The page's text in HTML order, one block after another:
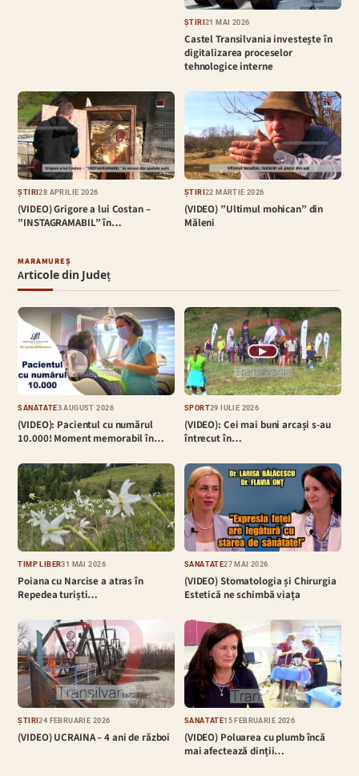
ȘTIRI21 MAI 2026
Castel Transilvania investește în
digitalizarea proceselor
tehnologice interne
ȘTIRI28 APRILIE 2026
(VIDEO) Grigore a lui Costan –
”INSTAGRAMABIL” în…
ȘTIRI22 MARTIE 2026
(VIDEO) ”Ultimul mohican” din
Măleni
MARAMUREȘ
Articole din Județ
SĂNĂTATE3 AUGUST 2026
(VIDEO): Pacientul cu numărul
10.000! Moment memorabil în…
▶
SPORT29 IULIE 2026
(VIDEO): Cei mai buni arcași s-au
întrecut în…
TIMP LIBER31 MAI 2026
Poiana cu Narcise a atras în
Repedea turiști…
SĂNĂTATE27 MAI 2026
(VIDEO) Stomatologia și Chirurgia
Estetică ne schimbă viața
ȘTIRI24 FEBRUARIE 2026
(VIDEO) UCRAINA – 4 ani de război
SĂNĂTATE15 FEBRUARIE 2026
(VIDEO) Poluarea cu plumb încă
mai afectează dinții…